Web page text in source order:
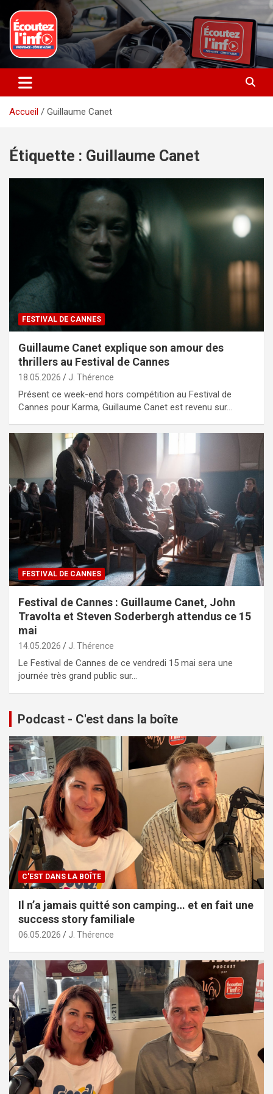
au
contenu
Ecoutez l’info
La radio du quotidien
Accueil Guillaume Canet
Étiquette : Guillaume Canet
FESTIVAL DE CANNES
Guillaume Canet explique son amour des
thrillers au Festival de Cannes
18.05.2026 J. Thérence
Présent ce week-end hors compétition au Festival de
Cannes pour Karma, Guillaume Canet est revenu sur…
FESTIVAL DE CANNES
Festival de Cannes : Guillaume Canet, John
Travolta et Steven Soderbergh attendus ce 15
mai
14.05.2026 J. Thérence
Le Festival de Cannes de ce vendredi 15 mai sera une
journée très grand public sur…
Podcast - C'est dans la boîte
C'EST DANS LA BOÎTE
Il n’a jamais quitté son camping… et en fait une
success story familiale
06.05.2026 J. Thérence